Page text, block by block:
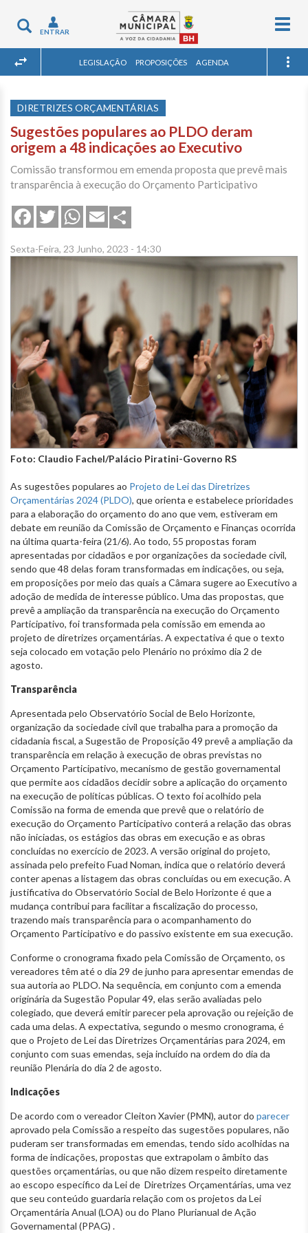
Toggle
navigation
ENTRAR
LEGISLAÇÃO PROPOSIÇÕES AGENDA
DIRETRIZES ORÇAMENTÁRIAS
Sugestões populares ao PLDO deram
origem a 48 indicações ao Executivo
Comissão transformou em emenda proposta que prevê mais
transparência à execução do Orçamento Participativo
FacebookTwitterWhatsApp
Email
Sexta-Feira, 23 Junho, 2023 - 14:30
Foto: Claudio Fachel/Palácio Piratini-Governo RS
As sugestões populares ao Projeto de Lei das Diretrizes
Orçamentárias 2024 (PLDO), que orienta e estabelece prioridades
para a elaboração do orçamento do ano que vem, estiveram em
debate em reunião da Comissão de Orçamento e Finanças ocorrida
na última quarta-feira (21/6). Ao todo, 55 propostas foram
apresentadas por cidadãos e por organizações da sociedade civil,
sendo que 48 delas foram transformadas em indicações, ou seja,
em proposições por meio das quais a Câmara sugere ao Executivo a
adoção de medida de interesse público. Uma das propostas, que
prevê a ampliação da transparência na execução do Orçamento
Participativo, foi transformada pela comissão em emenda ao
projeto de diretrizes orçamentárias. A expectativa é que o texto
seja colocado em votação pelo Plenário no próximo dia 2 de
agosto.
Transparência
Apresentada pelo Observatório Social de Belo Horizonte,
organização da sociedade civil que trabalha para a promoção da
cidadania fiscal, a Sugestão de Proposição 49 prevê a ampliação da
transparência em relação à execução de obras previstas no
Orçamento Participativo, mecanismo de gestão governamental
que permite aos cidadãos decidir sobre a aplicação do orçamento
na execução de políticas públicas. O texto foi acolhido pela
Comissão na forma de emenda que prevê que o relatório de
execução do Orçamento Participativo conterá a relação das obras
não iniciadas, os estágios das obras em execução e as obras
concluídas no exercício de 2023. A versão original do projeto,
assinada pelo prefeito Fuad Noman, indica que o relatório deverá
conter apenas a listagem das obras concluídas ou em execução. A
justificativa do Observatório Social de Belo Horizonte é que a
mudança contribui para facilitar a fiscalização do processo,
trazendo mais transparência para o acompanhamento do
Orçamento Participativo e do passivo existente em sua execução.
Conforme o cronograma fixado pela Comissão de Orçamento, os
vereadores têm até o dia 29 de junho para apresentar emendas de
sua autoria ao PLDO. Na sequência, em conjunto com a emenda
originária da Sugestão Popular 49, elas serão avaliadas pelo
colegiado, que deverá emitir parecer pela aprovação ou rejeição de
cada uma delas. A expectativa, segundo o mesmo cronograma, é
que o Projeto de Lei das Diretrizes Orçamentárias para 2024, em
conjunto com suas emendas, seja incluído na ordem do dia da
reunião Plenária do dia 2 de agosto.
Indicações
De acordo com o vereador Cleiton Xavier (PMN), autor do parecer
aprovado pela Comissão a respeito das sugestões populares, não
puderam ser transformadas em emendas, tendo sido acolhidas na
forma de indicações, propostas que extrapolam o âmbito das
questões orçamentárias, ou que não dizem respeito diretamente
ao escopo específico da Lei de Diretrizes Orçamentárias, uma vez
que seu conteúdo guardaria relação com os projetos da Lei
Orçamentária Anual (LOA) ou do Plano Plurianual de Ação
Governamental (PPAG) .